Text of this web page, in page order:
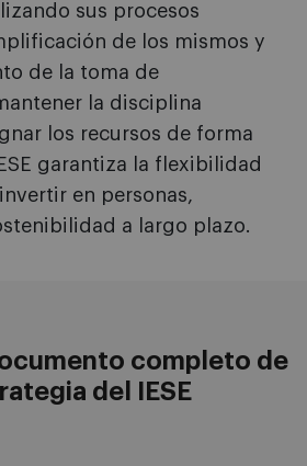
sus procesos
de los mismos y
de la toma de
la disciplina
los recursos de forma
garantiza la flexibilidad
en personas,
a largo plazo.
completo de
del IESE